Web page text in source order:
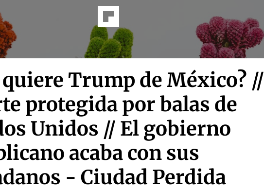
quiere Trump de México? //
protegida por balas de
Unidos // El gobierno
acaba con sus
- Ciudad Perdida